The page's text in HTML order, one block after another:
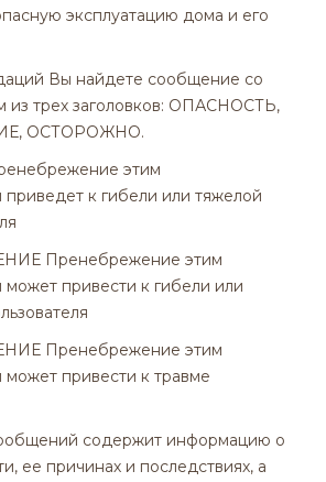
эксплуатацию дома и его
Вы найдете сообщение со
из трех заголовков: ОПАСНОСТЬ,
ОСТОРОЖНО.
этим
к гибели или тяжелой
Пренебрежение этим
привести к гибели или
Пренебрежение этим
привести к травме
содержит информацию о
ее причинах и последствиях, а